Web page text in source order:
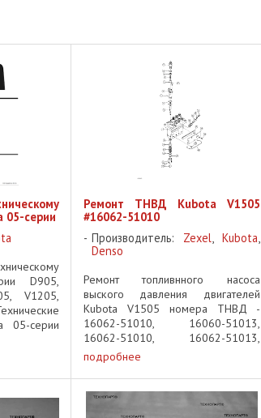
05-серии
D905,
V1205,
05-серии
масла
Ремонт ТНВД Kubota V1505
#16062-51010
Производитель: Zexel, Kubota,
Denso
Ремонт топливнного насоса
выского давления двигателей
Kubota V1505 номера ТНВД -
16062-51010, 16060-51013,
16062-51010, 16062-51013,
16054-51010 диагностика ТНВД
Kubota V1505 регулировка
топливного насоса V1505 замена
плунжерных пар Kubota V1505 ...
подробнее